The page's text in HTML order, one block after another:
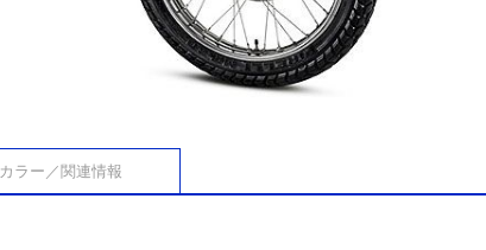
カラー／関連情報